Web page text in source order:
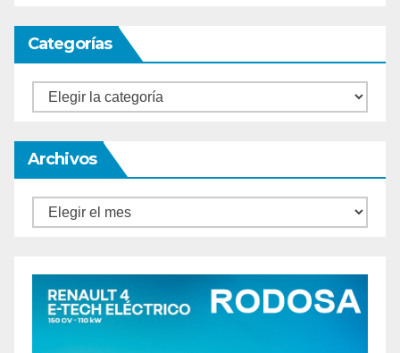
Categorías
Categorías
Archivos
Archivos